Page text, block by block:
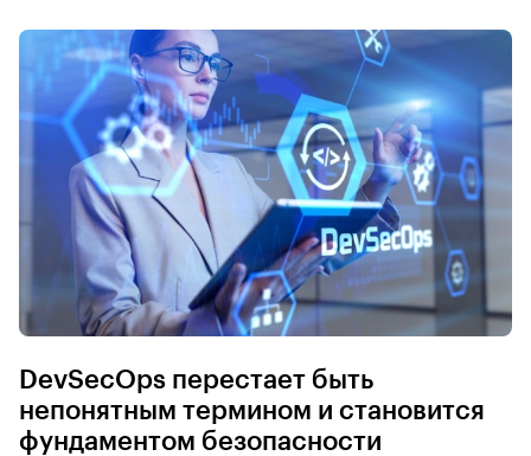
DevSecOps перестает быть
непонятным термином и становится
фундаментом безопасности